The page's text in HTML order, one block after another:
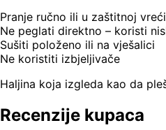
Pranje ručno ili u zaštitnoj
Ne peglati direktno – koristi
Sušiti položeno ili na vješalici
Ne koristiti izbjeljivače
Haljina koja izgleda kao da
Recenzije kupaca